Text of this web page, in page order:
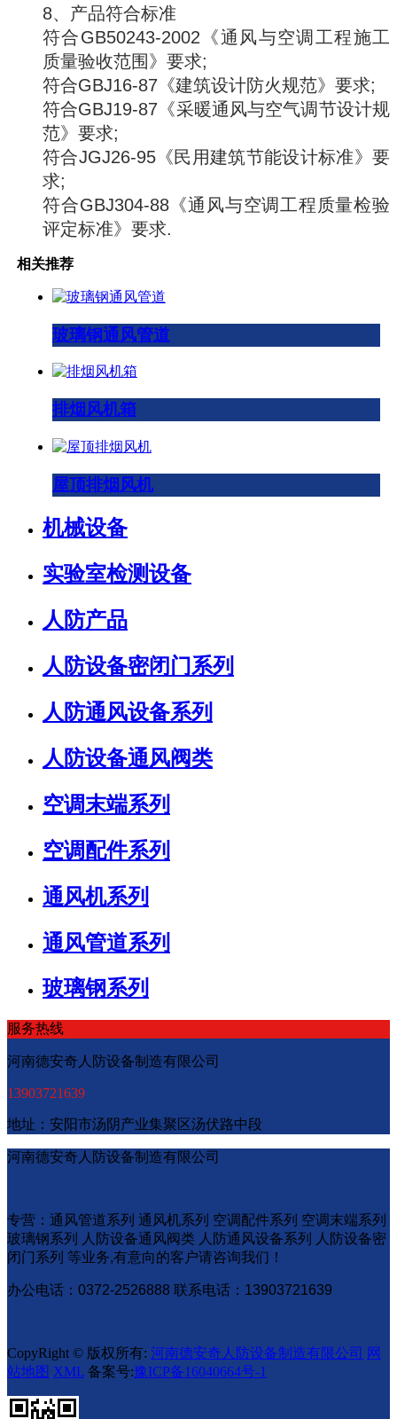
8、产品符合标准
符合GB50243-2002《通风与空调工程施工
质量验收范围》要求;
符合GBJ16-87《建筑设计防火规范》要求;
符合GBJ19-87《采暖通风与空气调节设计规
范》要求;
符合JGJ26-95《民用建筑节能设计标准》要
求;
符合GBJ304-88《通风与空调工程质量检验
评定标准》要求.
相关推荐
玻璃钢通风管道
排烟风机箱
屋顶排烟风机
机械设备
实验室检测设备
人防产品
人防设备密闭门系列
人防通风设备系列
人防设备通风阀类
空调末端系列
空调配件系列
通风机系列
通风管道系列
玻璃钢系列
服务热线
河南德安奇人防设备制造有限公司
13903721639
地址：安阳市汤阴产业集聚区汤伏路中段
河南德安奇人防设备制造有限公司
专营：通风管道系列 通风机系列 空调配件系列 空调末端系列
玻璃钢系列 人防设备通风阀类 人防通风设备系列 人防设备密
闭门系列 等业务,有意向的客户请咨询我们！
办公电话：0372-2526888 联系电话：13903721639
CopyRight © 版权所有: 河南德安奇人防设备制造有限公司 网
站地图 XML 备案号:豫ICP备16040664号-1